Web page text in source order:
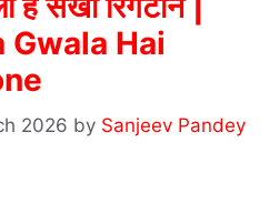
Gwala Hai
2026 by Sanjeev Pandey